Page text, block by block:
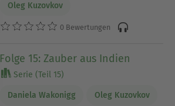
Oleg Kuzovkov
0 Bewertungen
Folge 15: Zauber aus Indien
Serie (Teil 15)
Daniela Wakonigg Oleg Kuzovkov